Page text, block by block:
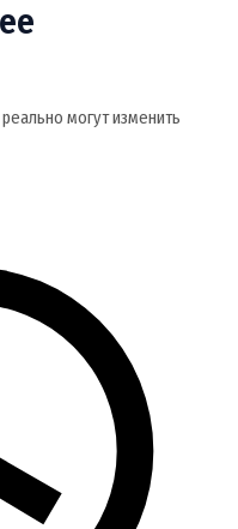
могут изменить